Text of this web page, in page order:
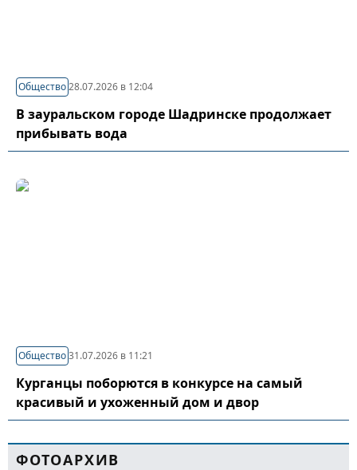
Общество28.07.2026 в 12:04
В зауральском городе Шадринске продолжает
прибывать вода
Общество31.07.2026 в 11:21
Курганцы поборются в конкурсе на самый
красивый и ухоженный дом и двор
ФОТОАРХИВ